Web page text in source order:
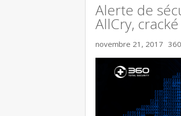
Alerte de
AllCry,
novembre 21, 2017